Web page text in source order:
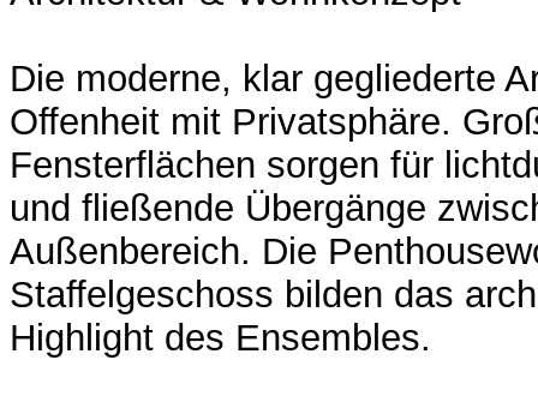
Die moderne, klar gegliederte
Offenheit mit Privatsphäre.
Fensterflächen sorgen für
und fließende Übergänge
Außenbereich. Die
Staffelgeschoss bilden das
Highlight des Ensembles.